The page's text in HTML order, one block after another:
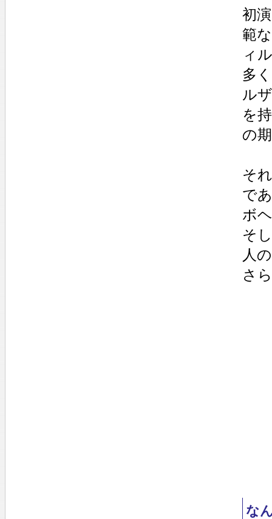
初
範
ィ
多
ル
を
の
そ
で
ボ
そ
人
さ
な